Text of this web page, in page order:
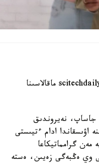
Aikyn.kz ميدىڭ قارتايۋى مەن كوپ تىلدە سويلەۋدىڭ اراسىنداعى بايلانىستى scitechdaily.com ماقالاسىنا
جاساپ، نەيروندىق
اۋىسقاندا ادام ءتيىستى
گرامماتيكاعا
وي ەڭبەگى زەيىن، ەستە